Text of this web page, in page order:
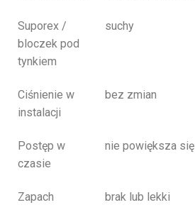
Suporex /
bloczek pod
tynkiem
suchy
Ciśnienie w
instalacji
bez zmian
Postęp w
czasie
nie powiększa się
Zapach brak lub lekki